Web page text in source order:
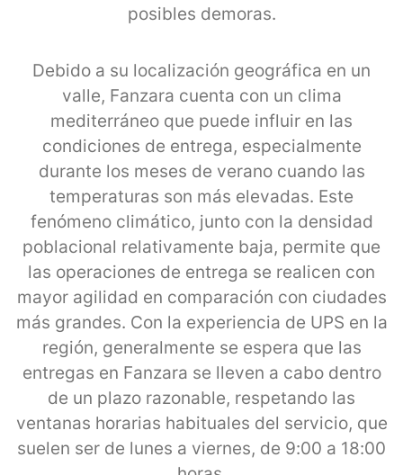
posibles demoras.
Debido a su localización geográfica en un
valle, Fanzara cuenta con un clima
mediterráneo que puede influir en las
condiciones de entrega, especialmente
durante los meses de verano cuando las
temperaturas son más elevadas. Este
fenómeno climático, junto con la densidad
poblacional relativamente baja, permite que
las operaciones de entrega se realicen con
mayor agilidad en comparación con ciudades
más grandes. Con la experiencia de UPS en la
región, generalmente se espera que las
entregas en Fanzara se lleven a cabo dentro
de un plazo razonable, respetando las
ventanas horarias habituales del servicio, que
suelen ser de lunes a viernes, de 9:00 a 18:00